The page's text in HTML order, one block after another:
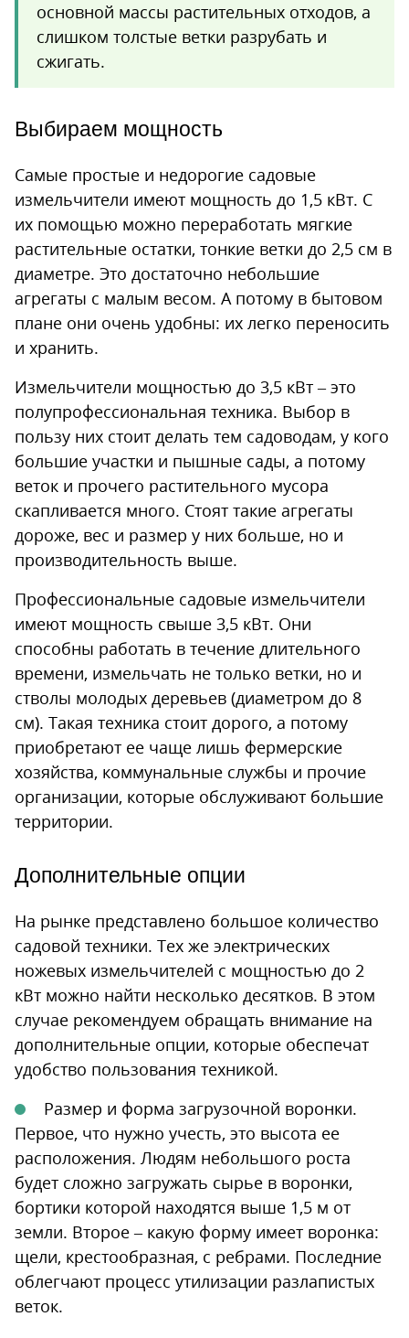
основной массы растительных отходов, а
слишком толстые ветки разрубать и
сжигать.
Выбираем мощность
Самые простые и недорогие садовые
измельчители имеют мощность до 1,5 кВт. С
их помощью можно переработать мягкие
растительные остатки, тонкие ветки до 2,5 см в
диаметре. Это достаточно небольшие
агрегаты с малым весом. А потому в бытовом
плане они очень удобны: их легко переносить
и хранить.
Измельчители мощностью до 3,5 кВт – это
полупрофессиональная техника. Выбор в
пользу них стоит делать тем садоводам, у кого
большие участки и пышные сады, а потому
веток и прочего растительного мусора
скапливается много. Стоят такие агрегаты
дороже, вес и размер у них больше, но и
производительность выше.
Профессиональные садовые измельчители
имеют мощность свыше 3,5 кВт. Они
способны работать в течение длительного
времени, измельчать не только ветки, но и
стволы молодых деревьев (диаметром до 8
см). Такая техника стоит дорого, а потому
приобретают ее чаще лишь фермерские
хозяйства, коммунальные службы и прочие
организации, которые обслуживают большие
территории.
Дополнительные опции
На рынке представлено большое количество
садовой техники. Тех же электрических
ножевых измельчителей с мощностью до 2
кВт можно найти несколько десятков. В этом
случае рекомендуем обращать внимание на
дополнительные опции, которые обеспечат
удобство пользования техникой.
Размер и форма загрузочной воронки.
Первое, что нужно учесть, это высота ее
расположения. Людям небольшого роста
будет сложно загружать сырье в воронки,
бортики которой находятся выше 1,5 м от
земли. Второе – какую форму имеет воронка:
щели, крестообразная, с ребрами. Последние
облегчают процесс утилизации разлапистых
веток.